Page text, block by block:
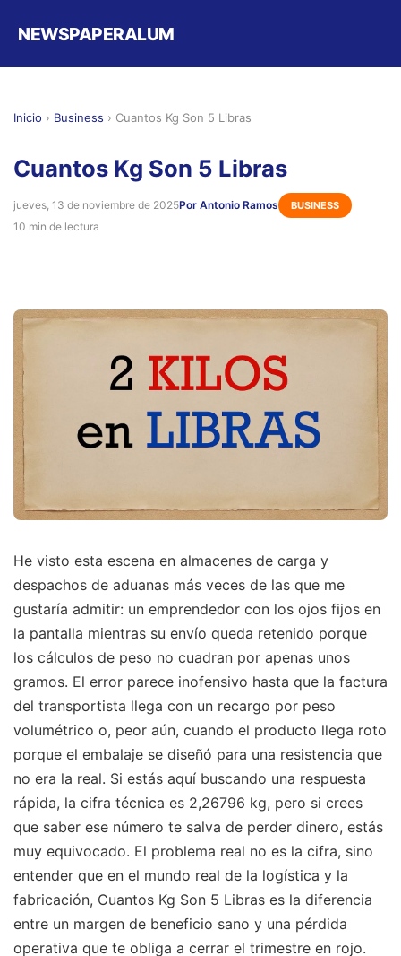
NEWSPAPERALUM
Inicio › Business › Cuantos Kg Son 5 Libras
Cuantos Kg Son 5 Libras
jueves, 13 de noviembre de 2025Por Antonio Ramos BUSINESS
10 min de lectura
He visto esta escena en almacenes de carga y
despachos de aduanas más veces de las que me
gustaría admitir: un emprendedor con los ojos fijos en
la pantalla mientras su envío queda retenido porque
los cálculos de peso no cuadran por apenas unos
gramos. El error parece inofensivo hasta que la factura
del transportista llega con un recargo por peso
volumétrico o, peor aún, cuando el producto llega roto
porque el embalaje se diseñó para una resistencia que
no era la real. Si estás aquí buscando una respuesta
rápida, la cifra técnica es 2,26796 kg, pero si crees
que saber ese número te salva de perder dinero, estás
muy equivocado. El problema real no es la cifra, sino
entender que en el mundo real de la logística y la
fabricación, Cuantos Kg Son 5 Libras es la diferencia
entre un margen de beneficio sano y una pérdida
operativa que te obliga a cerrar el trimestre en rojo.